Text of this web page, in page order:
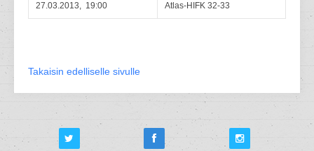
27.03.2013, 19:00 Atlas-HIFK 32-33
Takaisin edelliselle sivulle